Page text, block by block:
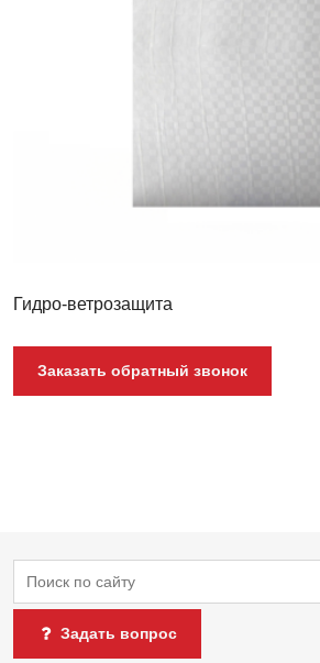
Гидро-ветрозащита
Заказать обратный звонок
Поиск
Задать вопрос